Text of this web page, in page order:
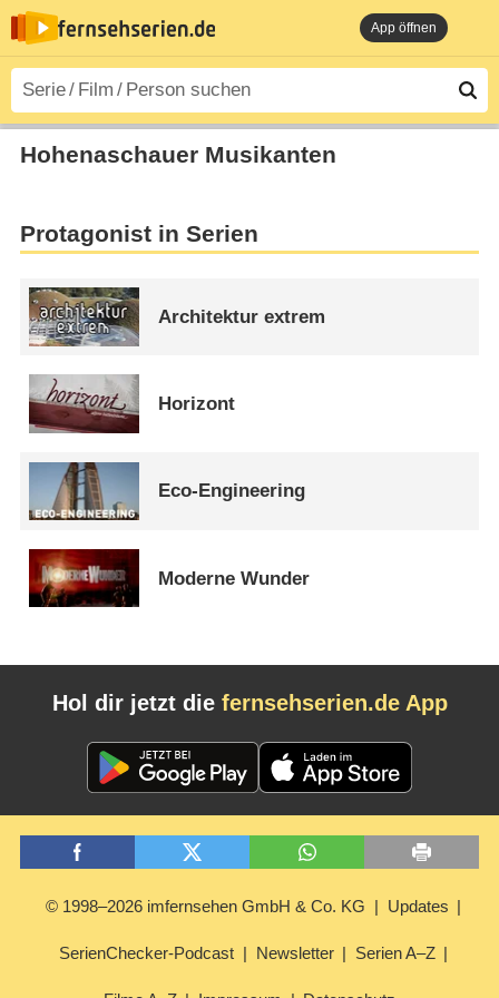
App öffnen
Hohenaschauer Musikanten
Protagonist in Serien
Architektur extrem
Horizont
Eco-Engineering
Moderne Wunder
Hol dir jetzt die fernsehserien.de App
© 1998–2026 imfernsehen GmbH & Co. KG Updates
SerienChecker-Podcast Newsletter Serien A–Z